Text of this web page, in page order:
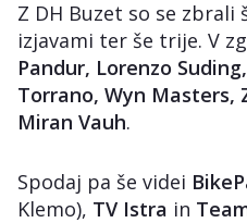
Z DH Buzet so se zbrali
izjavami ter še trije. V
Pandur, Lorenzo
Torrano, Wyn Masters,
Miran Vauh.
Spodaj pa še videi
Klemo), TV Istra in